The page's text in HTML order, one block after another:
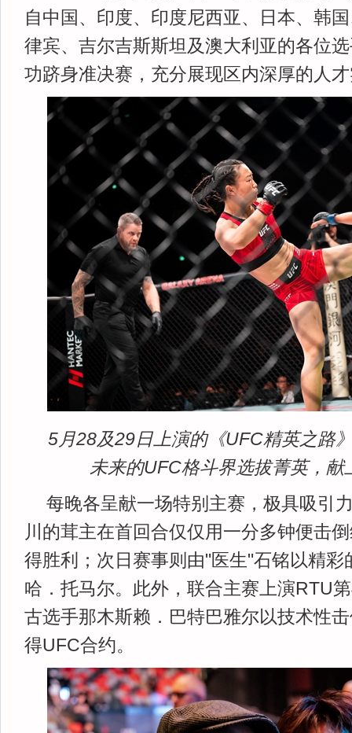
自中国、印度、印度尼西亚、日本、韩
律宾、吉尔吉斯斯坦及澳大利亚的各位
功跻身准决赛，充分展现区内深厚的人
5月28及29日上演的《UFC精英之路
未来的UFC格斗界选拔菁英，献
每晚各呈献一场特别主赛，极具吸引
川的茸主在首回合仅仅用一分多钟便击
得胜利；次日赛事则由"医生"石铭以精彩
哈．托马尔。此外，联合主赛上演RTU
古选手那木斯赖．巴特巴雅尔以技术性
得UFC合约。